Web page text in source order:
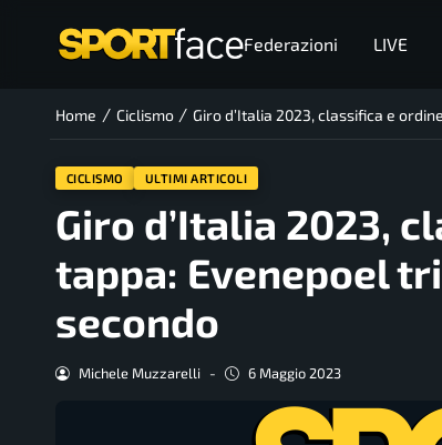
Federazioni LIVE
Home / Ciclismo / Giro d’Italia 2023, classifica e
CICLISMO ULTIMI ARTICOLI
Giro d’Italia 2023,
tappa: Evenepoel
secondo
Michele Muzzarelli - 6 Maggio 2023